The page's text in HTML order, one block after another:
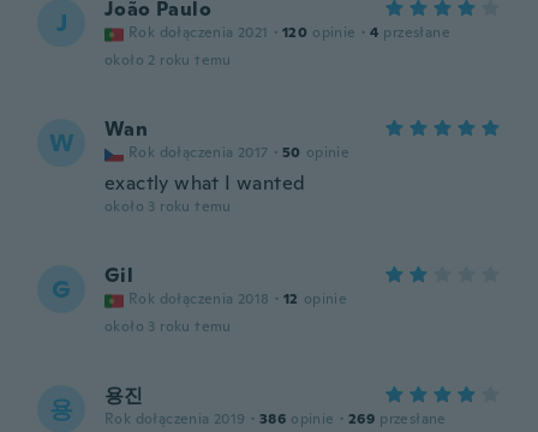
J João Paulo
Rok dołączenia 2021 · 120 opinie · 4 przesłane
około 2 roku temu
W Wan
Rok dołączenia 2017 · 50 opinie
exactly what I wanted
około 3 roku temu
G Gil
Rok dołączenia 2018 · 12 opinie
około 3 roku temu
용 용진
Rok dołączenia 2019 · 386 opinie · 269 przesłane